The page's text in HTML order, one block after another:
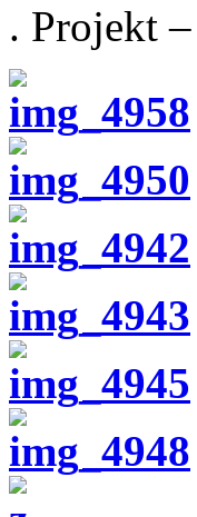
. Projekt